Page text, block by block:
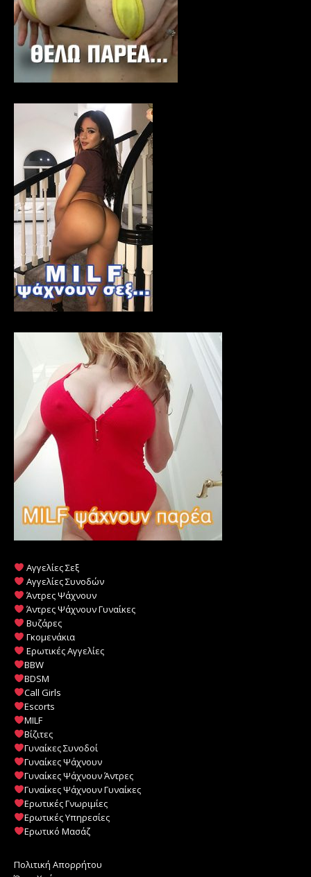
Αγγελίες Σεξ
Αγγελίες Συνοδών
Άντρες Ψάχνουν
Άντρες Ψάχνουν Γυναίκες
Βυζάρες
Γκομενάκια
Ερωτικές Αγγελίες
BBW
BDSM
Call Girls
Escorts
MILF
️Βίζιτες
Γυναίκες Συνοδοί
Γυναίκες Ψάχνουν
Γυναίκες Ψάχνουν Άντρες
Γυναίκες Ψάχνουν Γυναίκες
Ερωτικές Γνωριμίες
Ερωτικές Υπηρεσίες
Ερωτικό Μασάζ
Πολιτική Απορρήτου